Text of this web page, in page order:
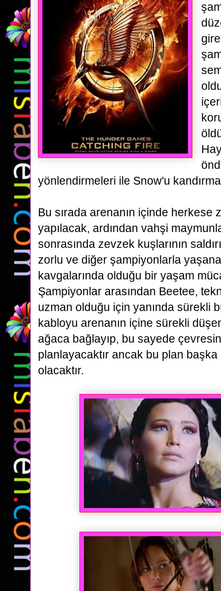
yönlendirmeleri ile Snow'u
Bu sırada arenanın içinde herkese
yapılacak, ardından vahşi
sonrasında zevzek kuşlarının
zorlu ve diğer şampiyonlarla
kavgalarında olduğu bir yaşam
Şampiyonlar arasından Beetee,
uzman olduğu için yanında sürekli
kabloyu arenanın içine sürekli düşen
ağaca bağlayıp, bu sayede
planlayacaktır ancak bu plan
olacaktır.